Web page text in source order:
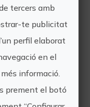
tercers amb
te publicitat
perfil elaborat
en el
informació.
prement el botó